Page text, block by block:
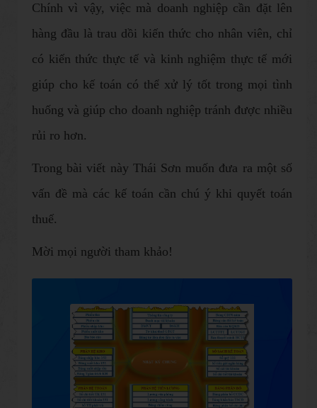
Chính vì vậy, việc mà doanh nghiệp cần đặt lên
hàng đầu là trau dồi kiến thức cho nhân viên, chỉ
có kiến thức thực tế và kinh nghiệm thực tế mới
giúp cho kế toán có thể xử lý tốt trong mọi tình
huống và giúp cho doanh nghiệp tránh được nhiều
rủi ro hơn.
Trong bài viết này Thái Sơn muốn đưa ra một số
vấn đề mà các kế toán cần chú ý khi quyết toán
thuế.
Mời mọi người tham khảo!